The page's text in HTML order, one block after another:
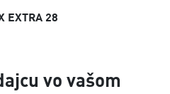
EXTRA 28
vo vašom